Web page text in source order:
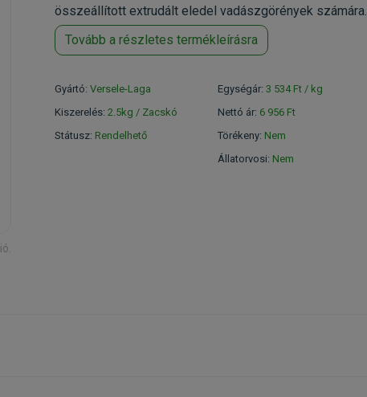
összeállított extrudált eledel vadászgörények számára.
Tovább a részletes termékleírásra
Gyártó: Versele-Laga
Kiszerelés: 2.5kg / Zacskó
Státusz: Rendelhető
Egységár: 3 534 Ft / kg
Nettó ár: 6 956 Ft
Törékeny: Nem
Állatorvosi: Nem